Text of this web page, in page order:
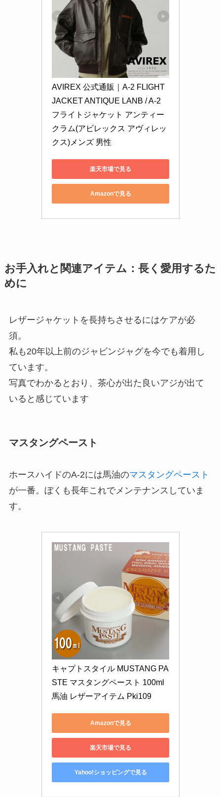
AVIREX 公式通販｜A-2 FLIGHT
JACKET ANTIQUE LANB / A-2
フライトジャケット アンティー
クラム(アビレックス アヴィレッ
クス)メンズ 男性
楽天市場で見る
Amazonで見る
お手入れと関連アイテム：長く愛用するた
めに
レザージャケットを長持ちさせるにはケアが必
須。
私も 20年以上前のジャビンジャグを今でも着用し
ています。
写真でわかるとおり、茶心が出た良いアジが出て
いると感じています
マスタングペースト
ホースハイドのA-2には馬油のマスタングペースト
が一番。ぼくも長年これでメンテナンスしていま
す。
キャプトスタイル MUSTANG PA
STE マスタングペースト 100ml
馬油 レザーアイテム Pki109
Amazonで見る
楽天市場で見る
Yahoo!ショッピングで見る